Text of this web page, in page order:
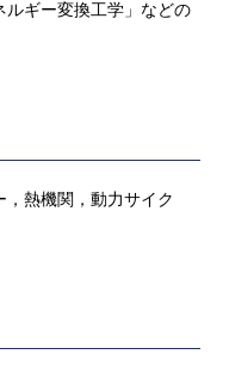
ルギー変換工学」などの
熱機関，動力サイク